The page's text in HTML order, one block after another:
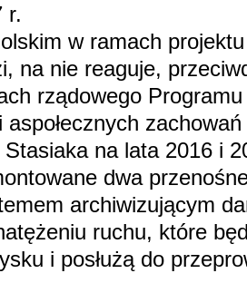
r.
w ramach
na nie reaguje,
rządowego
Stasiaka na lata 2016 i
dwa
archiwizującym
ruchu, które
i posłużą do